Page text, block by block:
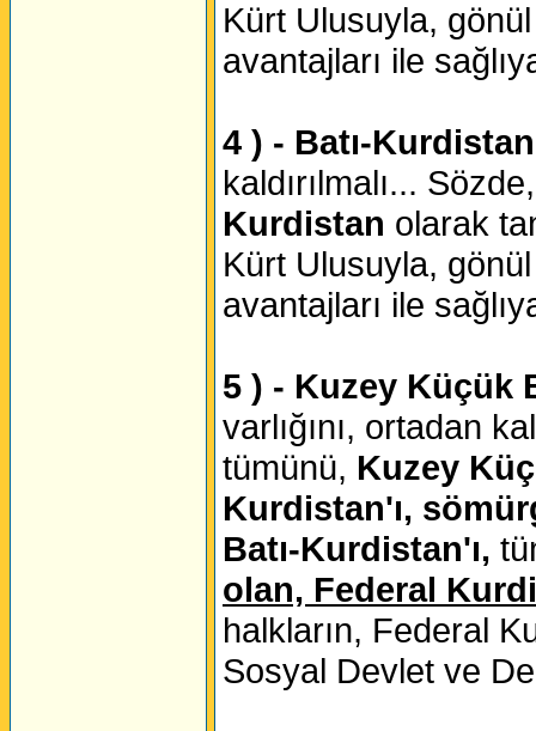
Kürt Ulusuyla,
avantajları ile
4 ) - Batı-
kaldırılmalı...
Kurdistan olarak
Kürt Ulusuyla,
avantajları ile
5 ) - Kuzey Küçük
varlığını, ortadan
tümünü, Kuzey
Kurdistan'ı,
Batı-Kurdistan'ı,
olan, Federal
halkların, Federal
Sosyal Devlet ve